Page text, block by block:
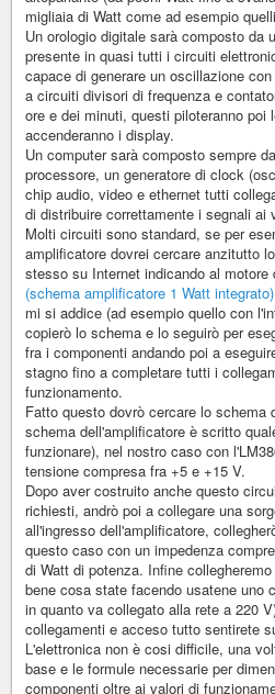
migliaia di Watt come ad esempio
Un orologio digitale sarà composto da
presente in quasi tutti i circuiti
capace di generare un oscillazione
a circuiti divisori di frequenza e
ore e dei minuti, questi piloteranno poi
accenderanno i display.
Un computer sarà composto sempre
processore, un generatore di clock
chip audio, video e ethernet tutti
di distribuire correttamente i segnali ai
Molti circuiti sono standard, se per
amplificatore dovrei cercare anzitutto
stesso su Internet indicando al
(schema amplificatore 1 Watt integrato)
mi si addice (ad esempio quello con
copierò lo schema e lo seguirò per
fra i componenti andando poi a
stagno fino a completare tutti i
funzionamento.
Fatto questo dovrò cercare lo schema
schema dell'amplificatore è scritto
funzionare), nel nostro caso con
tensione compresa fra +5 e +15 V.
Dopo aver costruito anche questo
richiesti, andrò poi a collegare una
all'ingresso dell'amplificatore,
questo caso con un impedenza
di Watt di potenza. Infine
bene cosa state facendo usatene uno
in quanto va collegato alla rete a 220
collegamenti e acceso tutto sentirete
L'elettronica non è cosi difficile, una
base e le formule necessarie per
componenti oltre ai valori di